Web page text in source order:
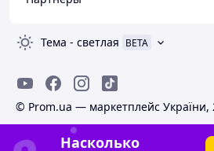
Тема - светлая BETA
© Prom.ua — маркетплейс України,
Насколько